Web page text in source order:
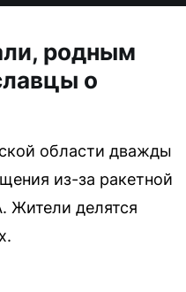
родным
о
области дважды
из-за ракетной
Жители делятся